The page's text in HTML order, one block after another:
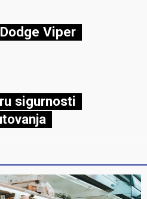
Viper
sigurnosti